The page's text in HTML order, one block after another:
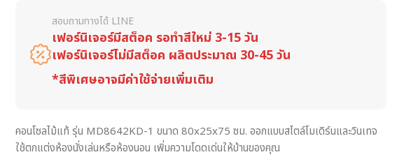
สอบถามทางได้ LINE
เฟอร์นิเจอร์มีสต็อค รอทำสีใหม่ 3-15 วัน
เฟอร์นิเจอร์ไม่มีสต็อค ผลิตประมาณ 30-45 วัน
*สีพิเศษอาจมีค่าใช้จ่ายเพิ่มเติม
คอนโซลไม้แท้ รุ่น MD8642KD-1 ขนาด 80x25x75 ซม. ออกแบบสไตล์โมเดิร์นและวินเทจ
ใช้ตกแต่งห้องนั่งเล่นหรือห้องนอน เพิ่มความโดดเด่นให้บ้านของคุณ